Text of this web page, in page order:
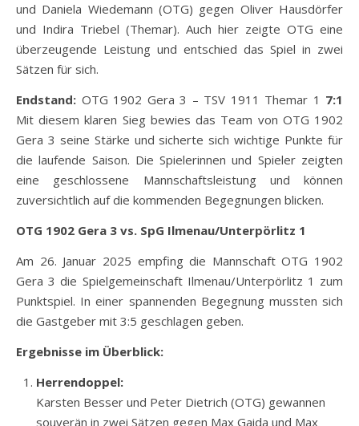
und Daniela Wiedemann (OTG) gegen Oliver Hausdörfer
und Indira Triebel (Themar). Auch hier zeigte OTG eine
überzeugende Leistung und entschied das Spiel in zwei
Sätzen für sich.
Endstand: OTG 1902 Gera 3 – TSV 1911 Themar 1 7:1
Mit diesem klaren Sieg bewies das Team von OTG 1902
Gera 3 seine Stärke und sicherte sich wichtige Punkte für
die laufende Saison. Die Spielerinnen und Spieler zeigten
eine geschlossene Mannschaftsleistung und können
zuversichtlich auf die kommenden Begegnungen blicken.
OTG 1902 Gera 3 vs. SpG Ilmenau/Unterpörlitz 1
Am 26. Januar 2025 empfing die Mannschaft OTG 1902
Gera 3 die Spielgemeinschaft Ilmenau/Unterpörlitz 1 zum
Punktspiel. In einer spannenden Begegnung mussten sich
die Gastgeber mit 3:5 geschlagen geben.
Ergebnisse im Überblick:
Herrendoppel:
Karsten Besser und Peter Dietrich (OTG) gewannen
souverän in zwei Sätzen gegen Max Gaida und Max